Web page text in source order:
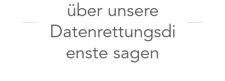
über unsere
Datenrettungsdi
enste sagen